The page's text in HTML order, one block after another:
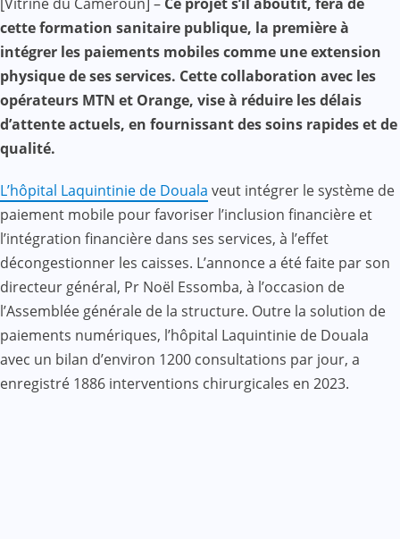
Mail
[Vitrine du Cameroun] – Ce projet s’il aboutit, fera de
cette formation sanitaire publique, la première à
intégrer les paiements mobiles comme une extension
physique de ses services. Cette collaboration avec les
opérateurs MTN et Orange, vise à réduire les délais
d’attente actuels, en fournissant des soins rapides et de
qualité.
L’hôpital Laquintinie de Douala veut intégrer le système de
paiement mobile pour favoriser l’inclusion financière et
l’intégration financière dans ses services, à l’effet
décongestionner les caisses. L’annonce a été faite par son
directeur général, Pr Noël Essomba, à l’occasion de
l’Assemblée générale de la structure. Outre la solution de
paiements numériques, l’hôpital Laquintinie de Douala
avec un bilan d’environ 1200 consultations par jour, a
enregistré 1886 interventions chirurgicales en 2023.